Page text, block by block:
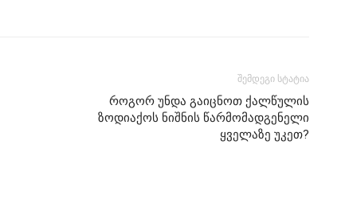
შემდეგი სტატია
როგორ უნდა გაიცნოთ ქალწულის
ზოდიაქოს ნიშნის წარმომადგენელი
ყველაზე უკეთ?